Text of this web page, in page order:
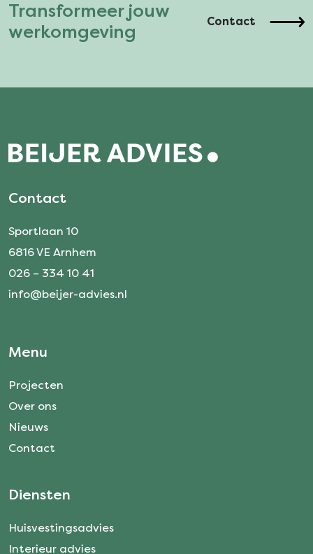
Transformeer jouw
werkomgeving
Contact
Contact
Sportlaan 10
6816 VE Arnhem
026 – 334 10 41
info@beijer-advies.nl
Menu
Projecten
Over ons
Nieuws
Contact
Diensten
Huisvestingsadvies
Interieur advies